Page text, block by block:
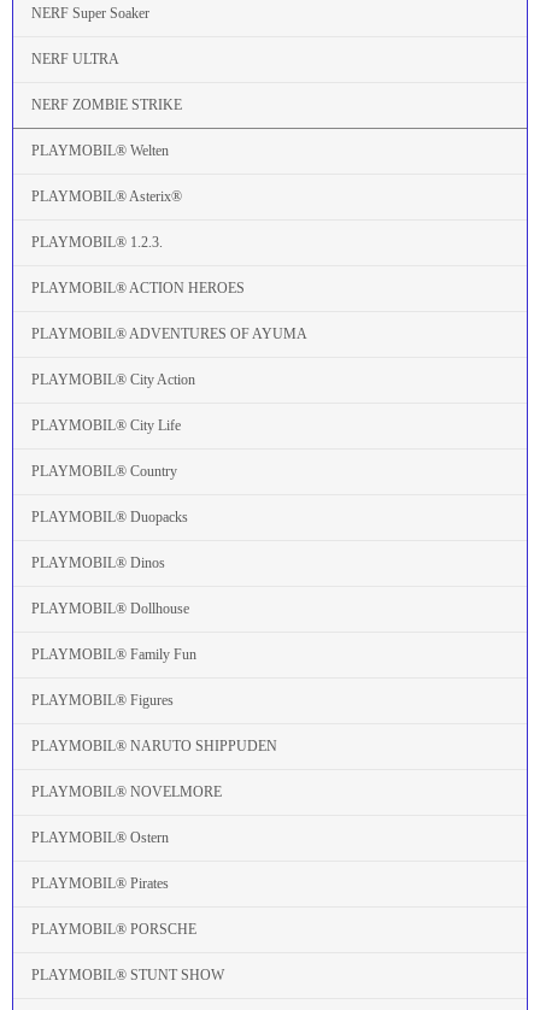
NERF Super Soaker
NERF ULTRA
NERF ZOMBIE STRIKE
PLAYMOBIL® Welten
PLAYMOBIL® Asterix®
PLAYMOBIL® 1.2.3.
PLAYMOBIL® ACTION HEROES
PLAYMOBIL® ADVENTURES OF AYUMA
PLAYMOBIL® City Action
PLAYMOBIL® City Life
PLAYMOBIL® Country
PLAYMOBIL® Duopacks
PLAYMOBIL® Dinos
PLAYMOBIL® Dollhouse
PLAYMOBIL® Family Fun
PLAYMOBIL® Figures
PLAYMOBIL® NARUTO SHIPPUDEN
PLAYMOBIL® NOVELMORE
PLAYMOBIL® Ostern
PLAYMOBIL® Pirates
PLAYMOBIL® PORSCHE
PLAYMOBIL® STUNT SHOW